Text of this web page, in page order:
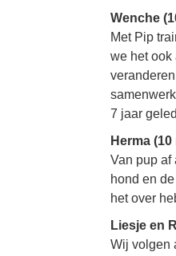
Wenche
Met Pip
we het ook
7 jaar
Herma
Van pup af
hond en
het over
Liesje en
Wij volgen